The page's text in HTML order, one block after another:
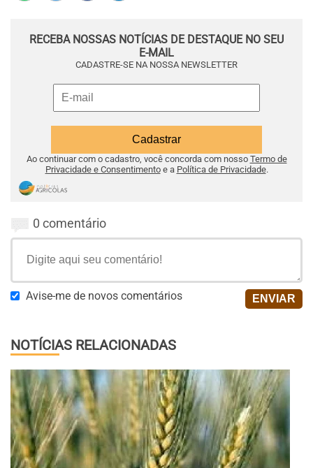
RECEBA NOSSAS NOTÍCIAS DE DESTAQUE NO SEU
E-MAIL
CADASTRE-SE NA NOSSA NEWSLETTER
Ao continuar com o cadastro, você concorda com nosso Termo de
Privacidade e Consentimentoe a Política de Privacidade.
0 comentário
Avise-me de novos comentários
NOTÍCIAS RELACIONADAS